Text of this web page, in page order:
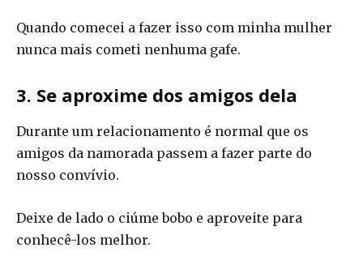
Quando comecei a fazer isso com minha mulher
nunca mais cometi nenhuma gafe.
3. Se aproxime dos amigos dela
Durante um relacionamento é normal que os
amigos da namorada passem a fazer parte do
nosso convívio.
Deixe de lado o ciúme bobo e aproveite para
conhecê-los melhor.